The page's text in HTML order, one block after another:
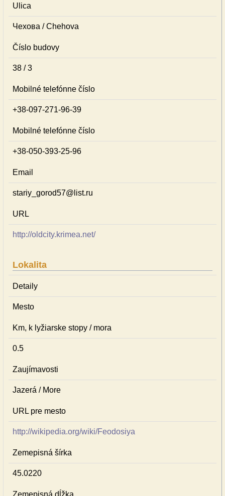
Ulica
Чехова / Chehova
Číslo budovy
38 / 3
Mobilné telefónne číslo
+38-097-271-96-39
Mobilné telefónne číslo
+38-050-393-25-96
Email
stariy_gorod57@list.ru
URL
http://oldcity.krimea.net/
Lokalita
Detaily
Mesto
Km, k lyžiarske stopy / mora
0.5
Zaujímavosti
Jazerá / More
URL pre mesto
http://wikipedia.org/wiki/Feodosiya
Zemepisná šírka
45.0220
Zemepisná dĺžka